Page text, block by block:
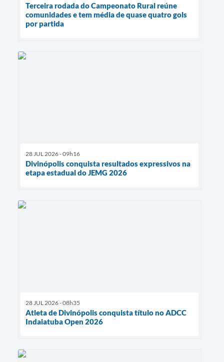
Terceira rodada do Campeonato Rural reúne
comunidades e tem média de quase quatro gols
por partida
28 JUL 2026 - 09h16
Divinópolis conquista resultados expressivos na
etapa estadual do JEMG 2026
28 JUL 2026 - 08h35
Atleta de Divinópolis conquista título no ADCC
Indaiatuba Open 2026